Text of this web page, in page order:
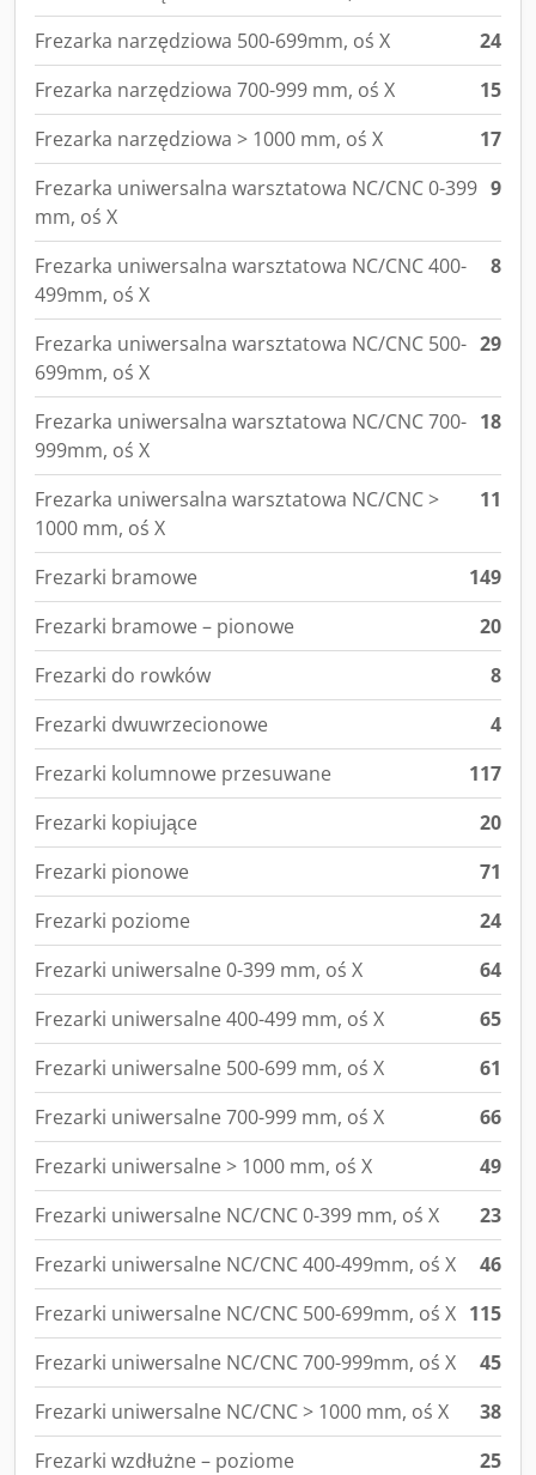
Frezarka narzędziowa 500-699mm, oś X
24
Frezarka narzędziowa 700-999 mm, oś X
15
Frezarka narzędziowa > 1000 mm, oś X
17
Frezarka uniwersalna warsztatowa NC/CNC 0-399
mm, oś X
9
Frezarka uniwersalna warsztatowa NC/CNC 400-
499mm, oś X
8
Frezarka uniwersalna warsztatowa NC/CNC 500-
699mm, oś X
29
Frezarka uniwersalna warsztatowa NC/CNC 700-
999mm, oś X
18
Frezarka uniwersalna warsztatowa NC/CNC >
1000 mm, oś X
11
Frezarki bramowe
149
Frezarki bramowe – pionowe
20
Frezarki do rowków
8
Frezarki dwuwrzecionowe
4
Frezarki kolumnowe przesuwane
117
Frezarki kopiujące
20
Frezarki pionowe
71
Frezarki poziome
24
Frezarki uniwersalne 0-399 mm, oś X
64
Frezarki uniwersalne 400-499 mm, oś X
65
Frezarki uniwersalne 500-699 mm, oś X
61
Frezarki uniwersalne 700-999 mm, oś X
66
Frezarki uniwersalne > 1000 mm, oś X
49
Frezarki uniwersalne NC/CNC 0-399 mm, oś X
23
Frezarki uniwersalne NC/CNC 400-499mm, oś X
46
Frezarki uniwersalne NC/CNC 500-699mm, oś X 115
Frezarki uniwersalne NC/CNC 700-999mm, oś X
45
Frezarki uniwersalne NC/CNC > 1000 mm, oś X
38
Frezarki wzdłużne – poziome
25